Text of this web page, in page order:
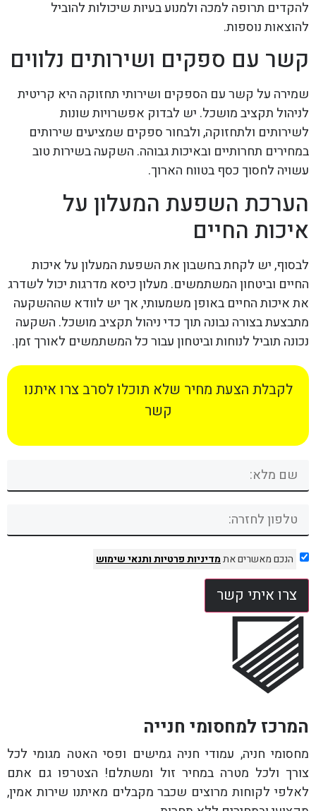
להקדים תרופה למכה ולמנוע בעיות שיכולות להוביל
להוצאות נוספות.
קשר עם ספקים ושירותים נלווים
שמירה על קשר עם הספקים ושירותי תחזוקה היא קריטית
לניהול תקציב מושכל. יש לבדוק אפשרויות שונות
לשירותים ולתחזוקה, ולבחור ספקים שמציעים שירותים
במחירים תחרותיים ובאיכות גבוהה. השקעה בשירות טוב
עשויה לחסוך כסף בטווח הארוך.
הערכת השפעת המעלון על
איכות החיים
לבסוף, יש לקחת בחשבון את השפעת המעלון על איכות
החיים וביטחון המשתמשים. מעלון כיסא מדרגות יכול לשדרג
את איכות החיים באופן משמעותי, אך יש לוודא שההשקעה
מתבצעת בצורה נבונה תוך כדי ניהול תקציב מושכל. השקעה
נכונה תוביל לנוחות וביטחון עבור כל המשתמשים לאורך זמן.
לקבלת הצעת מחיר שלא תוכלו לסרב צרו איתנו
קשר
הנכם מאשרים אתמדיניות פרטיותותנאי שימוש
צרו איתי קשר
המרכז למחסומי חנייה
מחסומי חניה, עמודי חניה גמישים ופסי האטה מגומי לכל
צורך ולכל מטרה במחיר זול ומשתלם! הצטרפו גם אתם
לאלפי לקוחות מרוצים שכבר מקבלים מאיתנו שירות אמין,